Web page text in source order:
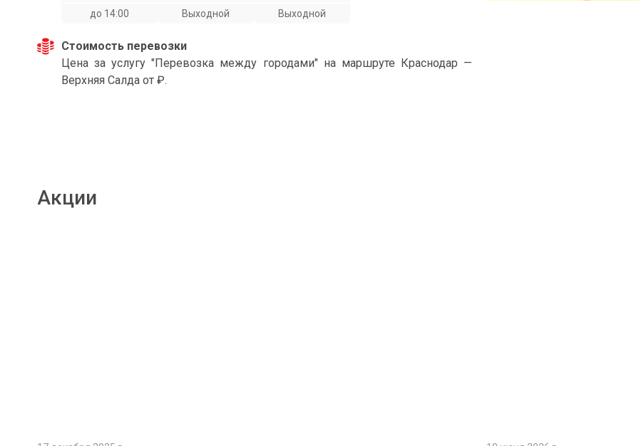
до 14:00
Выходной
Выходной
Стоимость перевозки
Цена за услугу "Перевозка между городами" на маршруте Краснодар —
Верхняя Салда от ₽.
Акции